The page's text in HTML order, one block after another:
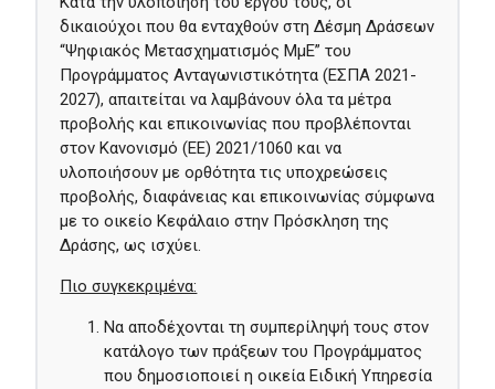
δικαιούχοι που θα ενταχθούν στη Δέσμη Δράσεων
“Ψηφιακός Μετασχηματισμός ΜμΕ” του
Προγράμματος Ανταγωνιστικότητα (ΕΣΠΑ 2021-
2027), απαιτείται να λαμβάνουν όλα τα μέτρα
προβολής και επικοινωνίας που προβλέπονται
στον Κανονισμό (ΕΕ) 2021/1060 και να
υλοποιήσουν με ορθότητα τις υποχρεώσεις
προβολής, διαφάνειας και επικοινωνίας σύμφωνα
με το οικείο Κεφάλαιο στην Πρόσκληση της
Δράσης, ως ισχύει.
Πιο συγκεκριμένα:
Να αποδέχoνται τη συμπερίληψή τους στον
κατάλογο των πράξεων του Προγράμματος
που δημοσιοποιεί η οικεία Ειδική Υπηρεσία